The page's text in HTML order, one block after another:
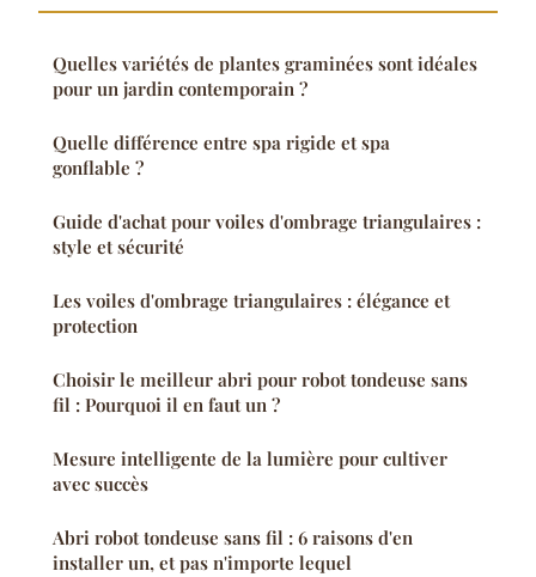
Quelles variétés de plantes graminées sont idéales
pour un jardin contemporain ?
Quelle différence entre spa rigide et spa
gonflable ?
Guide d'achat pour voiles d'ombrage triangulaires :
style et sécurité
Les voiles d'ombrage triangulaires : élégance et
protection
Choisir le meilleur abri pour robot tondeuse sans
fil : Pourquoi il en faut un ?
Mesure intelligente de la lumière pour cultiver
avec succès
Abri robot tondeuse sans fil : 6 raisons d'en
installer un, et pas n'importe lequel